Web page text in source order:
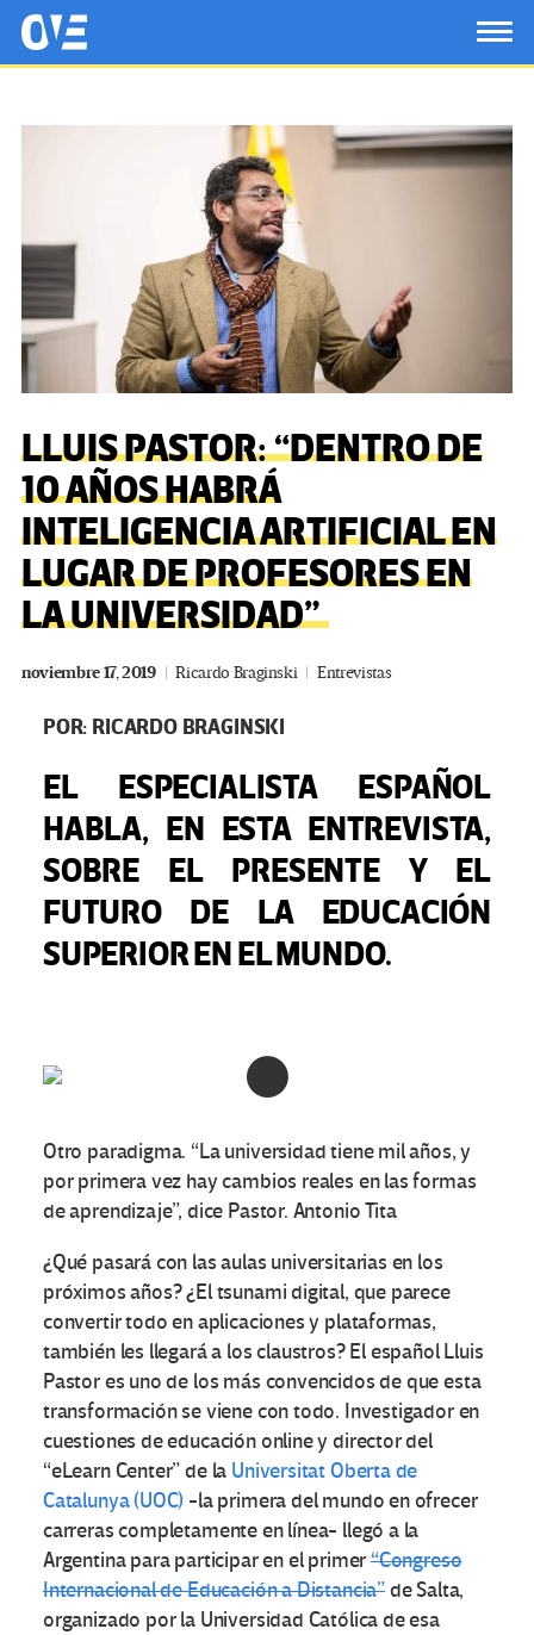
Saltar al contenido principal
OtrasVocesenEducacion.org
LLUIS PASTOR: “DENTRO DE
10 AÑOS HABRÁ
INTELIGENCIA ARTIFICIAL EN
LUGAR DE PROFESORES EN
LA UNIVERSIDAD”
noviembre 17, 2019 Ricardo Braginski Entrevistas
POR: RICARDO BRAGINSKI
EL ESPECIALISTA ESPAÑOL
HABLA, EN ESTA ENTREVISTA,
SOBRE EL PRESENTE Y EL
FUTURO DE LA EDUCACIÓN
SUPERIOR EN EL MUNDO.
Otro paradigma. “La universidad tiene mil años, y
por primera vez hay cambios reales en las formas
de aprendizaje”, dice Pastor. Antonio Tita
¿Qué pasará con las aulas universitarias en los
próximos años? ¿El tsunami digital, que parece
convertir todo en aplicaciones y plataformas,
también les llegará a los claustros? El español Lluis
Pastor es uno de los más convencidos de que esta
transformación se viene con todo. Investigador en
cuestiones de educación online y director del
“eLearn Center” de la Universitat Oberta de
Catalunya (UOC) -la primera del mundo en ofrecer
carreras completamente en línea- llegó a la
Argentina para participar en el primer“Congreso
Internacional de Educación a Distancia”de Salta,
organizado por la Universidad Católica de esa